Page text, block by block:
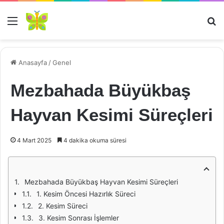
Menü
Anasayfa /Genel
Mezbahada Büyükbaş
Hayvan Kesimi Süreçleri
4 Mart 2025 4 dakika okuma süresi
Mezbahada Büyükbaş Hayvan Kesimi Süreçleri
1. Kesim Öncesi Hazırlık Süreci
2. Kesim Süreci
3. Kesim Sonrası İşlemler